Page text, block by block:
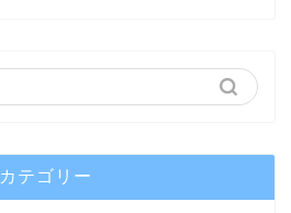
カテゴリー